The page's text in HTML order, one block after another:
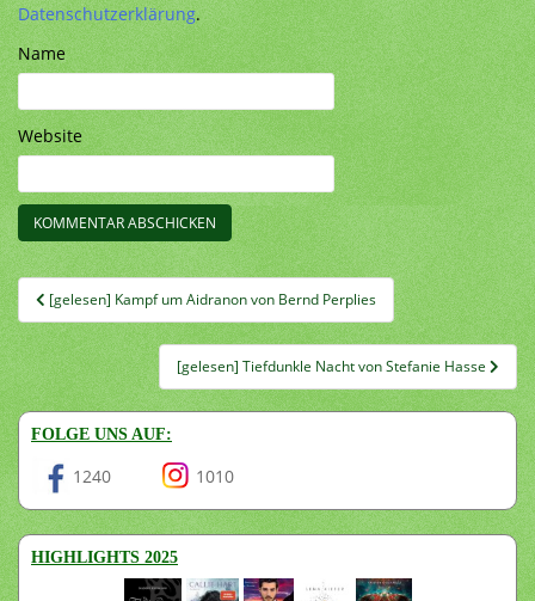
Datenschutzerklärung.
Name
Website
Beitragsnavigation
[gelesen] Kampf um Aidranon von Bernd Perplies
[gelesen] Tiefdunkle Nacht von Stefanie Hasse
FOLGE UNS AUF:
1240 1010
HIGHLIGHTS 2025